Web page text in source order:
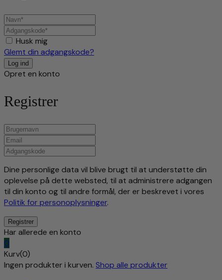
Husk mig
Glemt din adgangskode?
Opret en konto
Registrer
Dine personlige data vil blive brugt til at understøtte din
oplevelse på dette websted, til at administrere adgangen
til din konto og til andre formål, der er beskrevet i vores
Politik for personoplysninger.
Har allerede en konto
0
Kurv(0)
Ingen produkter i kurven. Shop alle produkter